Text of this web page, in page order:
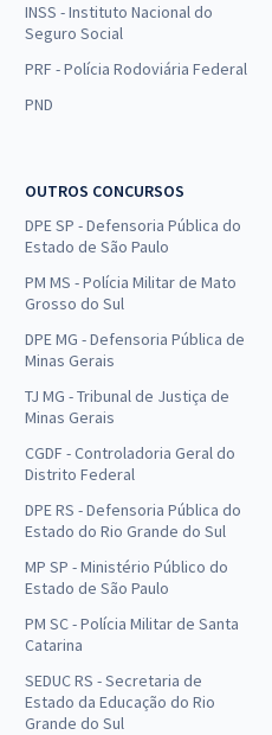
INSS - Instituto Nacional do
Seguro Social
PRF - Polícia Rodoviária Federal
PND
OUTROS CONCURSOS
DPE SP - Defensoria Pública do
Estado de São Paulo
PM MS - Polícia Militar de Mato
Grosso do Sul
DPE MG - Defensoria Pública de
Minas Gerais
TJ MG - Tribunal de Justiça de
Minas Gerais
CGDF - Controladoria Geral do
Distrito Federal
DPE RS - Defensoria Pública do
Estado do Rio Grande do Sul
MP SP - Ministério Público do
Estado de São Paulo
PM SC - Polícia Militar de Santa
Catarina
SEDUC RS - Secretaria de
Estado da Educação do Rio
Grande do Sul